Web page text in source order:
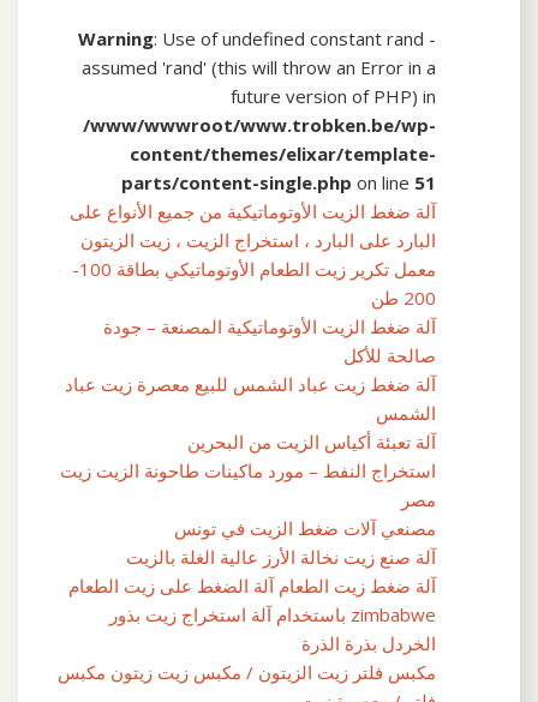
Warning: Use of undefined constant rand -
assumed 'rand' (this will throw an Error in a
future version of PHP) in
/www/wwwroot/www.trobken.be/wp-
content/themes/elixar/template-
parts/content-single.php on line 51
آلة ضغط الزيت الأوتوماتيكية من جميع الأنواع على
البارد على البارد ، استخراج الزيت ، زيت الزيتون
معمل تكرير زيت الطعام الأوتوماتيكي بطاقة 100-
200 طن
آلة ضغط الزيت الأوتوماتيكية المصنعة – جودة
صالحة للأكل
آلة ضغط زيت عباد الشمس للبيع معصرة زيت عباد
الشمس
آلة تعبئة أكياس الزيت من البحرين
استخراج النفط – مورد ماكينات طاحونة الزيت زيت
مصر
مصنعي آلات ضغط الزيت في تونس
آلة صنع زيت نخالة الأرز عالية الغلة بالزيت
آلة ضغط زيت الطعام آلة الضغط على زيت الطعام
zimbabwe باستخدام آلة استخراج زيت بذور
الخردل بذرة الذرة
مكبس فلتر زيت الزيتون / مكبس زيت زيتون مكبس